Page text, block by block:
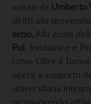
voluto da Umberto
diritti alla
seno. Alla guida
Pol , fondatrice e
Lotus Oltre il
opera a supporto
universitaria
promuovendo